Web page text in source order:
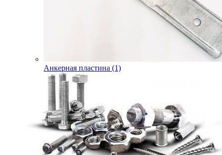
Анкерная пластина (1)